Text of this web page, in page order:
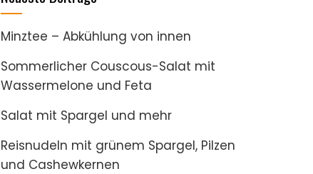
Minztee – Abkühlung von innen
Sommerlicher Couscous-Salat mit
Wassermelone und Feta
Salat mit Spargel und mehr
Reisnudeln mit grünem Spargel, Pilzen
und Cashewkernen